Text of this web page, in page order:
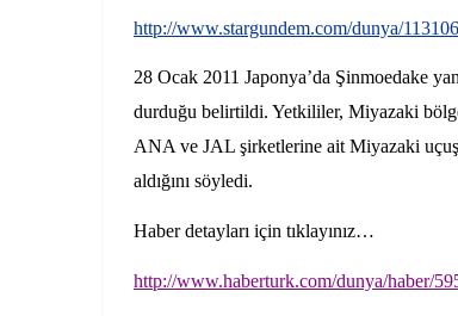
http://www.stargundem.com/dunya/
28 Ocak 2011 Japonya’da Şinmoedake
durduğu belirtildi. Yetkililer, Miyazaki
ANA ve JAL şirketlerine ait Miyazaki
aldığını söyledi.
Haber detayları için tıklayınız…
http://www.haberturk.com/dunya/haber/